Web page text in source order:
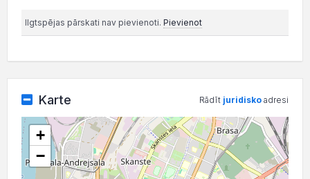
Ilgtspējas pārskati nav pievienoti. Pievienot
Karte Rādīt juridisko adresi
+
−